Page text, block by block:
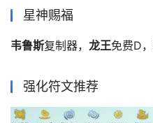
星神赐福
韦鲁斯复制器， 龙王免费D，
强化符文推荐